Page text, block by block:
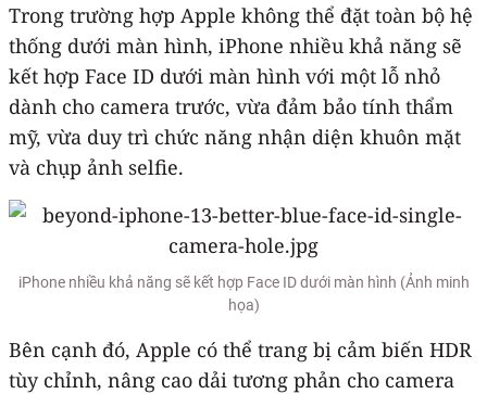
Trong trường hợp Apple không thể đặt toàn bộ hệ
thống dưới màn hình, ‌iPhone‌ nhiều khả năng sẽ
kết hợp ‌Face ID‌ dưới màn hình với một lỗ nhỏ
dành cho camera trước, vừa đảm bảo tính thẩm
mỹ, vừa duy trì chức năng nhận diện khuôn mặt
và chụp ảnh selfie.
iPhone‌ nhiều khả năng sẽ kết hợp ‌Face ID‌ dưới màn hình (Ảnh minh
họa)
Bên cạnh đó, Apple có thể trang bị cảm biến HDR
tùy chỉnh, nâng cao dải tương phản cho camera